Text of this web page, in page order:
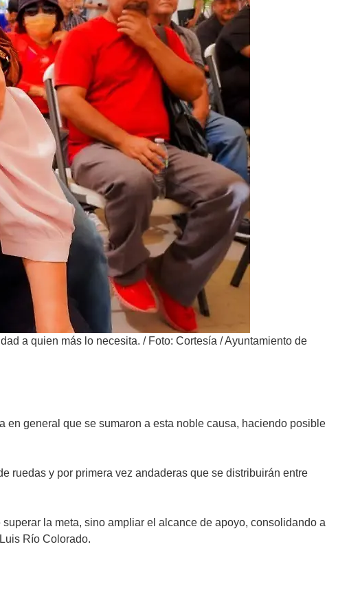
a quien más lo necesita. / Foto: Cortesía / Ayuntamiento de
general que se sumaron a esta noble causa, haciendo posible
ruedas y por primera vez andaderas que se distribuirán entre
la meta, sino ampliar el alcance de apoyo, consolidando a
Río Colorado.